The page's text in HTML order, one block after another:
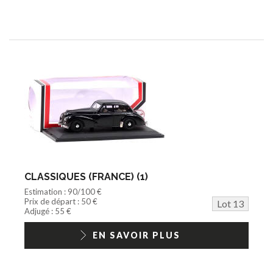
CLASSIQUES (FRANCE) (1)
Estimation : 90/100 €
Prix de départ : 50 €
Lot 13
Adjugé : 55 €
EN SAVOIR PLUS